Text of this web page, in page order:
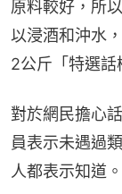
原料較好，所
以浸酒和沖水
2公斤「特選話
對於網民擔心
員表示未遇過
人都表示知道。